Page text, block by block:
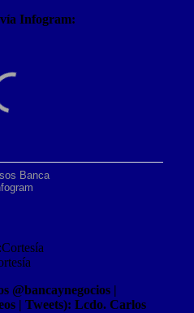
Infogram:
Banca
@bancaynegocios |
| Tweets): Lcdo. Carlos